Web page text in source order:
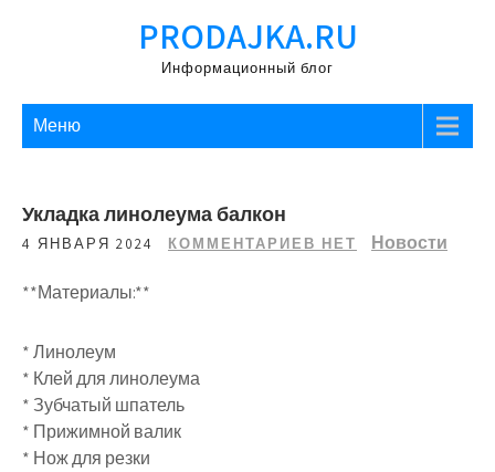
PRODAJKA.RU
Информационный блог
Меню
Укладка линолеума балкон
4 ЯНВАРЯ 2024 КОММЕНТАРИЕВ НЕТ Новости
**Материалы:**
* Линолеум
* Клей для линолеума
* Зубчатый шпатель
* Прижимной валик
* Нож для резки